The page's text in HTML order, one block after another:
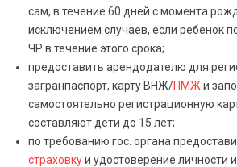
сам, в течение 60 дней с момента
исключением случаев, если ребенок
ЧР в течение этого срока;
предоставить арендодателю для
загранпаспорт, карту ВНЖ/ПМЖ и
самостоятельно регистрационную
составляют дети до 15 лет;
по требованию гос. органа
страховкуи удостоверение личности